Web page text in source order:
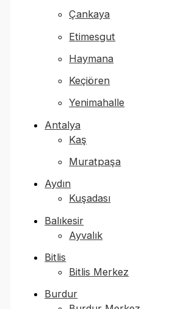
Çankaya
Etimesgut
Haymana
Keçiören
Yenimahalle
Antalya
Kaş
Muratpaşa
Aydın
Kuşadası
Balıkesir
Ayvalık
Bitlis
Bitlis Merkez
Burdur